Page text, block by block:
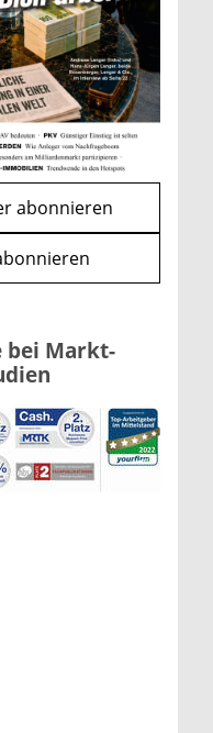
weiter
ist pro
abonnieren
bei Markt-